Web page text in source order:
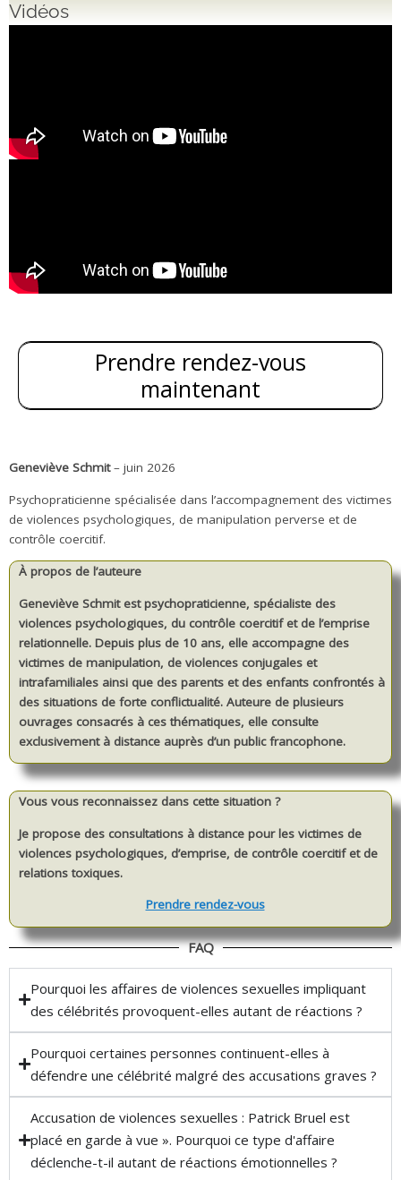
Vidéos
Prendre rendez-vous
maintenant
Geneviève Schmit– juin 2026
Psychopraticienne spécialisée dans l’accompagnement des victimes
de violences psychologiques, de manipulation perverse et de
contrôle coercitif.
À propos de l’auteure
Geneviève Schmit est psychopraticienne, spécialiste des
violences psychologiques, du contrôle coercitif et de l’emprise
relationnelle. Depuis plus de 10 ans, elle accompagne des
victimes de manipulation, de violences conjugales et
intrafamiliales ainsi que des parents et des enfants confrontés à
des situations de forte conflictualité. Auteure de plusieurs
ouvrages consacrés à ces thématiques, elle consulte
exclusivement à distance auprès d’un public francophone.
Vous vous reconnaissez dans cette situation ?
Je propose des consultations à distance pour les victimes de
violences psychologiques, d’emprise, de contrôle coercitif et de
relations toxiques.
Prendre rendez-vous
FAQ
Pourquoi les affaires de violences sexuelles impliquant
des célébrités provoquent-elles autant de réactions ?
Pourquoi certaines personnes continuent-elles à
défendre une célébrité malgré des accusations graves ?
Accusation de violences sexuelles : Patrick Bruel est
placé en garde à vue ». Pourquoi ce type d'affaire
déclenche-t-il autant de réactions émotionnelles ?